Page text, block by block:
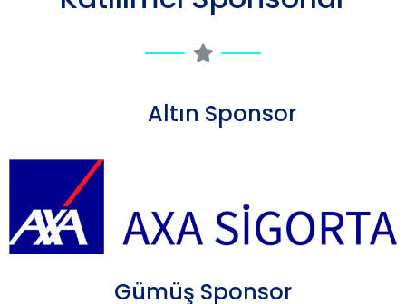
Altın Sponsor
Gümüş Sponsor